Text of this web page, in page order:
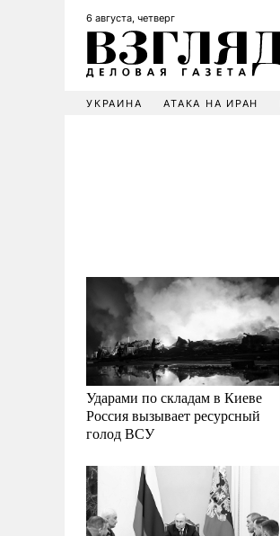
6 августа, четверг
УКРАИНА АТАКА НА ИРАН
Ударами по складам в Киеве
Россия вызывает ресурсный
голод ВСУ